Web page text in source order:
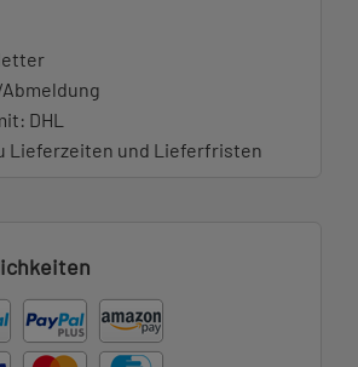
DHL
Lieferzeiten und Lieferfristen